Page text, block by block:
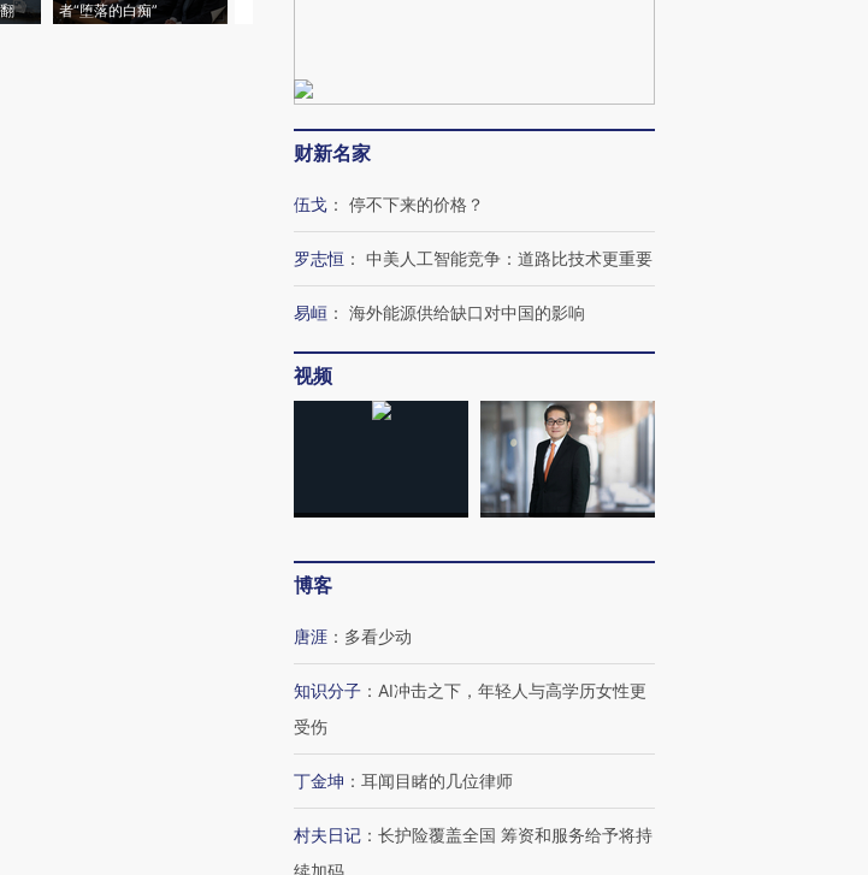
者“堕落的白痴”
财新名家
伍戈 ： 停不下来的价格？
罗志恒 ： 中美人工智能竞争：道路比技术更重要
易峘 ： 海外能源供给缺口对中国的影响
视频
博客
唐涯 ： 多看少动
知识分子 ： AI冲击之下，年轻人与高学历女性更
受伤
丁金坤 ： 耳闻目睹的几位律师
村夫日记 ： 长护险覆盖全国 筹资和服务给予将持
续加码